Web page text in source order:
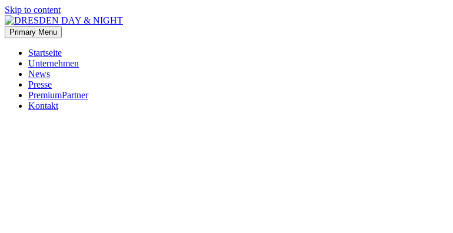
Skip to content
Primary Menu
Startseite
Unternehmen
News
Presse
PremiumPartner
Kontakt